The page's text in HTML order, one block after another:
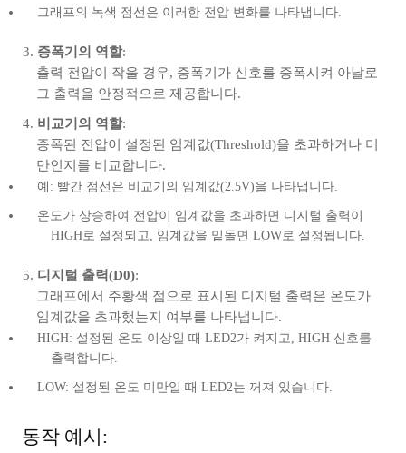
그래프의 녹색 점선은 이러한 전압 변화를 나타냅니다.
증폭기의 역할:
출력 전압이 작을 경우, 증폭기가 신호를 증폭시켜 아날로
그 출력을 안정적으로 제공합니다.
비교기의 역할:
증폭된 전압이 설정된 임계값(Threshold)을 초과하거나 미
만인지를 비교합니다.
예: 빨간 점선은 비교기의 임계값(2.5V)을 나타냅니다.
온도가 상승하여 전압이 임계값을 초과하면 디지털 출력이
HIGH로 설정되고, 임계값을 밑돌면 LOW로 설정됩니다.
디지털 출력(D0):
그래프에서 주황색 점으로 표시된 디지털 출력은 온도가
임계값을 초과했는지 여부를 나타냅니다.
HIGH: 설정된 온도 이상일 때 LED2가 켜지고, HIGH 신호를
출력합니다.
LOW: 설정된 온도 미만일 때 LED2는 꺼져 있습니다.
동작 예시: